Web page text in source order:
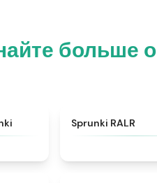
больше
Sprunki RALR